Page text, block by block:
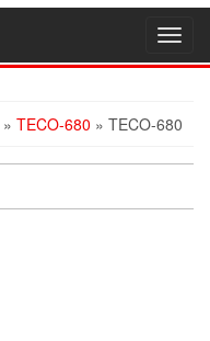
» TECO-680 » TECO-680